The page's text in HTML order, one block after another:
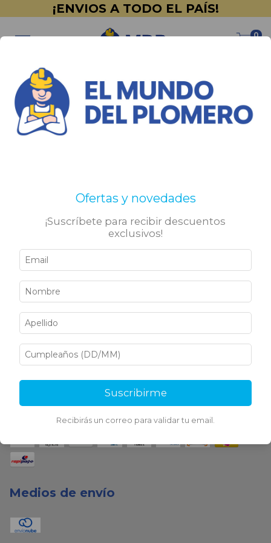
¡ENVIOS A TODO EL PAÍS!
0
Inicio > Promociones > Decoración > Ladrillos de Vidrio
No tenemos resultados para tu búsqueda. Por favor,
intentá con otros filtros.
Sigamos conectados
Medios de pago
Medios de envío
Ofertas y novedades
¡Suscríbete para recibir descuentos
exclusivos!
Suscribirme
Recibirás un correo para validar tu email.